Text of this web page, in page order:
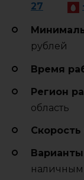
27
рублей
Время
Регион
область